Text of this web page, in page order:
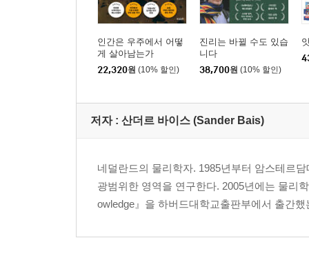
인간은 우주에서 어떻
게 살아남는가
22,320원 (10% 할인)
진리는 바뀔 수도 있습
니다
38,700원 (10% 할인)
저자 : 산더르 바이스 (Sander Bais)
네덜란드의 물리학자. 1985년부터 암스테르
광범위한 영역을 연구한다. 2005년에는 물리
owledge』을 하버드대학교출판부에서 출간